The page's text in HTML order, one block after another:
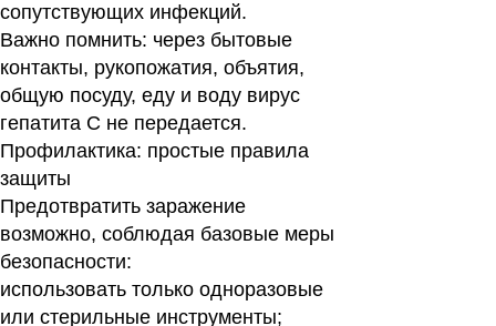
сопутствующих инфекций.
Важно помнить: через бытовые
контакты, рукопожатия, объятия,
общую посуду, еду и воду вирус
гепатита C не передается.
Профилактика: простые правила
защиты
Предотвратить заражение
возможно, соблюдая базовые меры
безопасности:
использовать только одноразовые
или стерильные инструменты;